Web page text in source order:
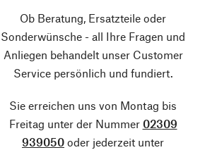
Ob Beratung, Ersatzteile oder
Sonderwünsche - all Ihre Fragen und
Anliegen behandelt unser Customer
Service persönlich und fundiert.
Sie erreichen uns von Montag bis
Freitag unter der Nummer 02309
939050 oder jederzeit unter